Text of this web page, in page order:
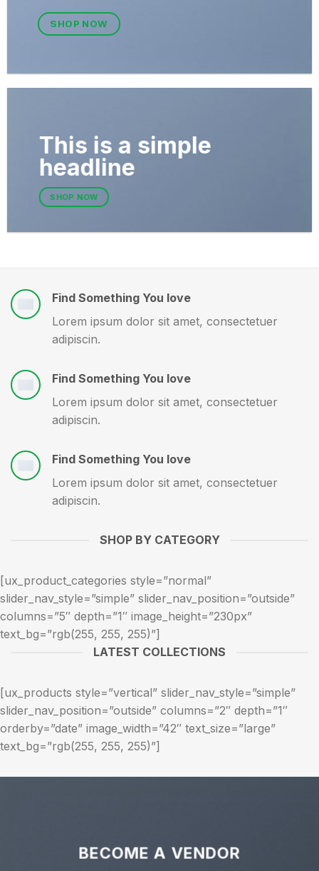
SHOP NOW
This is a simple
headline
SHOP NOW
Find Something You love
Lorem ipsum dolor sit amet, consectetuer
adipiscin.
Find Something You love
Lorem ipsum dolor sit amet, consectetuer
adipiscin.
Find Something You love
Lorem ipsum dolor sit amet, consectetuer
adipiscin.
SHOP BY CATEGORY
[ux_product_categories style=”normal”
slider_nav_style=”simple” slider_nav_position=”outside”
columns=”5″ depth=”1″ image_height=”230px”
text_bg=”rgb(255, 255, 255)”]
LATEST COLLECTIONS
[ux_products style=”vertical” slider_nav_style=”simple”
slider_nav_position=”outside” columns=”2″ depth=”1″
orderby=”date” image_width=”42″ text_size=”large”
text_bg=”rgb(255, 255, 255)”]
BECOME A VENDOR